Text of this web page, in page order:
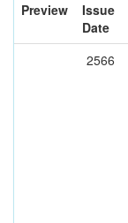
Preview
Issue
Date
2566